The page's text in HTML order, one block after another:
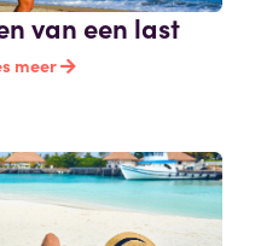
van een last
meer